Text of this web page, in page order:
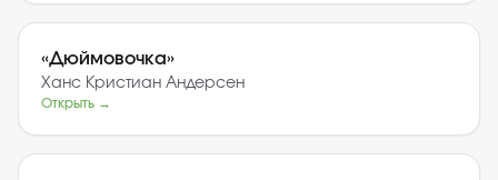
«Дюймовочка»
Ханс Кристиан Андерсен
Открыть →